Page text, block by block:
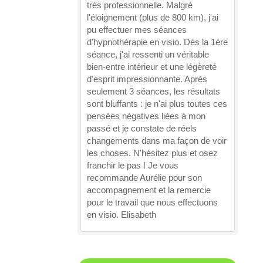
très professionnelle. Malgré
l'éloignement (plus de 800 km), j'ai
pu effectuer mes séances
d'hypnothérapie en visio. Dès la 1ère
séance, j'ai ressenti un véritable
bien-entre intérieur et une légèreté
d'esprit impressionnante. Après
seulement 3 séances, les résultats
sont bluffants : je n'ai plus toutes ces
pensées négatives liées à mon
passé et je constate de réels
changements dans ma façon de voir
les choses. N'hésitez plus et osez
franchir le pas ! Je vous
recommande Aurélie pour son
accompagnement et la remercie
pour le travail que nous effectuons
en visio. Elisabeth